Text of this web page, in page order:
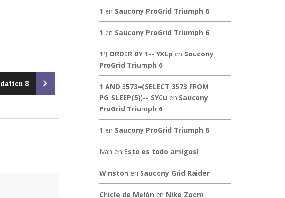
8
1 en Saucony ProGrid Triumph 6
1 en Saucony ProGrid Triumph 6
1') ORDER BY 1-- YXLp en Saucony
ProGrid Triumph 6
1 AND 3573=(SELECT 3573 FROM
PG_SLEEP(5))-- SYCu en Saucony
ProGrid Triumph 6
1 en Saucony ProGrid Triumph 6
Iván en Esto es todo amigos!
Winston en Saucony Grid Raider
Chicle de Melón en Nike Zoom